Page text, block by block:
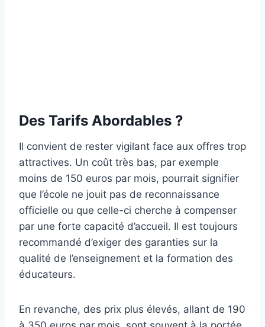
Des Tarifs Abordables ?
Il convient de rester vigilant face aux offres trop
attractives. Un coût très bas, par exemple
moins de 150 euros par mois, pourrait signifier
que l’école ne jouit pas de reconnaissance
officielle ou que celle-ci cherche à compenser
par une forte capacité d’accueil. Il est toujours
recommandé d’exiger des garanties sur la
qualité de l’enseignement et la formation des
éducateurs.
En revanche, des prix plus élevés, allant de 190